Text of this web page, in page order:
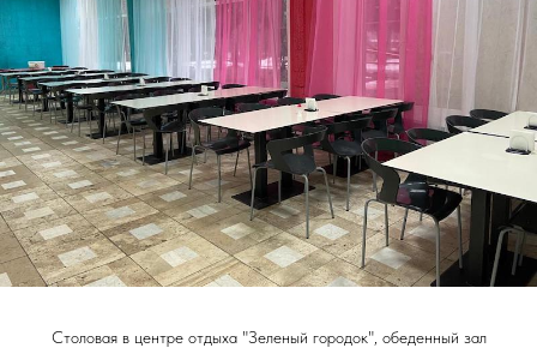
Столовая в центре отдыха "Зеленый городок", обеденный зал